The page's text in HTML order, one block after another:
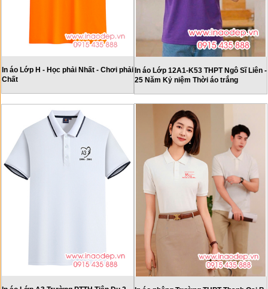
In áo Lớp H - Học phải Nhất - Chơi phải
Chất
In áo Lớp 12A1-K53 THPT Ngô Sĩ Liên -
25 Năm Kỷ niệm Thời áo trắng